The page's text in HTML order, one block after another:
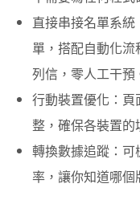
直接串接名單系統
單，搭配自動化
列信，零人工干預
行動裝置優化： 頁
整，確保各裝置的
轉換數據追蹤： 可
率，讓你知道哪個